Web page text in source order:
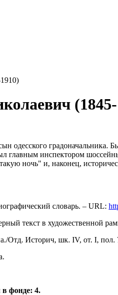
(1845-
одесского градоначальника.
главным инспектором
ночь" и, наконец,
словарь. – URL:
текст в художественной
Отд. Историч, шк. IV, от. I,
в фонде: 4.